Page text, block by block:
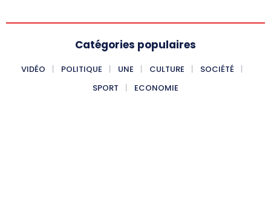
Catégories populaires
VIDÉO POLITIQUE UNE CULTURE
SOCIÉTÉ
SPORT
ECONOMIE